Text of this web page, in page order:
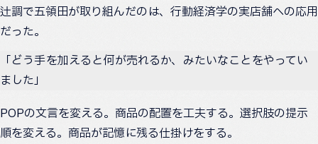
辻調で五領田が取り組んだのは、行動経済学の実店舗への応用
だった。
「どう手を加えると何が売れるか、みたいなことをやってい
ました」
POPの文言を変える。商品の配置を工夫する。選択肢の提示
順を変える。商品が記憶に残る仕掛けをする。